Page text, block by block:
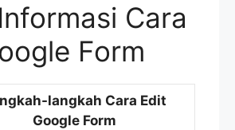
Cara
Form
langkah Cara Edit
Google Form